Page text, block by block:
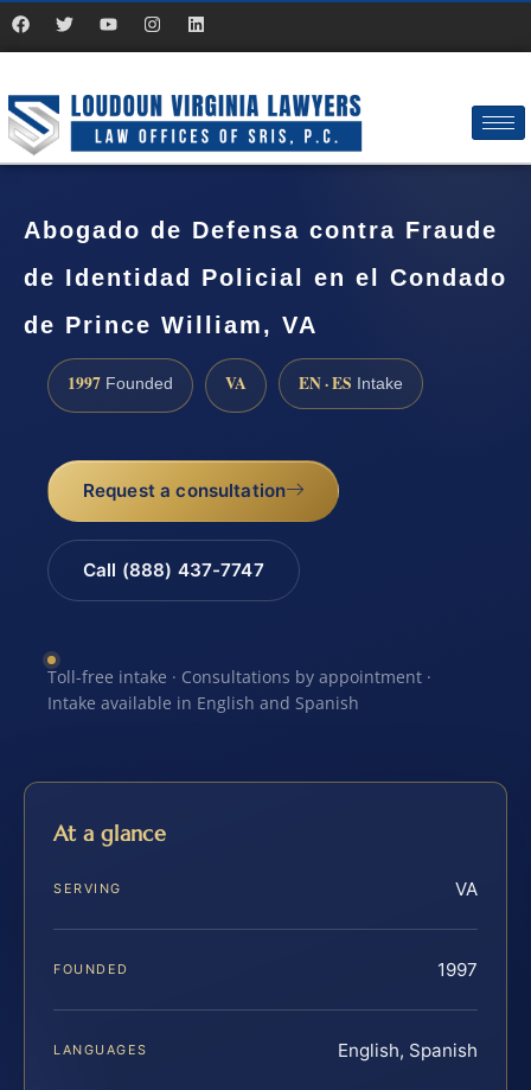
Abogado de Defensa contra Fraude
de Identidad Policial en el Condado
de Prince William, VA
1997 Founded VA EN · ES Intake
Request a consultation
Call (888) 437-7747
Toll-free intake · Consultations by appointment ·
Intake available in English and Spanish
At a glance
SERVING VA
FOUNDED 1997
LANGUAGES English, Spanish